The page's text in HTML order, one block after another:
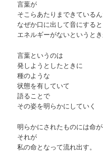
言葉が
そこらあたりまできている
なぜか口に出して音にする
エネルギーがないというとき
言葉というのは
発しようとしたときに
種のような
状態を有していて
語ることで
その姿を明らかにしていく
明らかにされたものには命
それが
私の命となって流れ出す。